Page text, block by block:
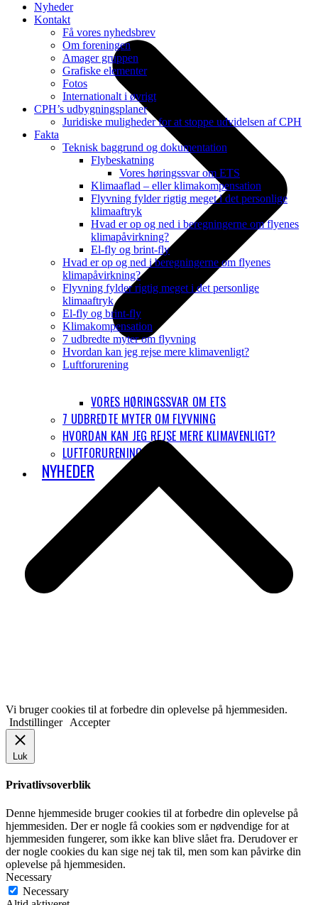
VORES HØRINGSSVAR OM ETS
7 UDBREDTE MYTER OM FLYVNING
HVORDAN KAN JEG REJSE MERE KLIMAVENLIGT?
LUFTFORURENING
NYHEDER
Nyheder
Kontakt
Få vores nyhedsbrev
Om foreningen
Amager gruppen
Grafiske elementer
Fotos
Internationalt i øvrigt
CPH’s udbygningsplaner
Juridiske muligheder for at stoppe udvidelsen af CPH
Fakta
Teknisk baggrund og dokumentation
Flybeskatning
Vores høringssvar om ETS
Klimaaflad – eller klimakompensation
Flyvning fylder rigtig meget i det personlige
klimaaftryk
Hvad er op og ned i beregningerne om flyenes
klimapåvirkning?
El-fly og brint-fly
Hvad er op og ned i beregningerne om flyenes
klimapåvirkning?
Flyvning fylder rigtig meget i det personlige
klimaaftryk
El-fly og brint-fly
Klimakompensation
7 udbredte myter om flyvning
Hvordan kan jeg rejse mere klimavenligt?
Luftforurening
Vi bruger cookies til at forbedre din oplevelse på hjemmesiden.
Indstillinger
Accepter
Luk
Privatlivsoverblik
Denne hjemmeside bruger cookies til at forbedre din oplevelse på
hjemmesiden. Der er nogle få cookies som er nødvendige for at
hjemmesiden fungerer, som ikke kan blive slået fra. Derudover er
der nogle cookies du kan sige nej tak til, men som kan påvirke din
oplevelse på hjemmesiden.
Necessary
Necessary